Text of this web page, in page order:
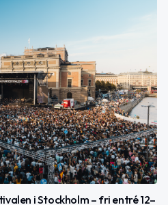
i Stockholm – fri entré 12–